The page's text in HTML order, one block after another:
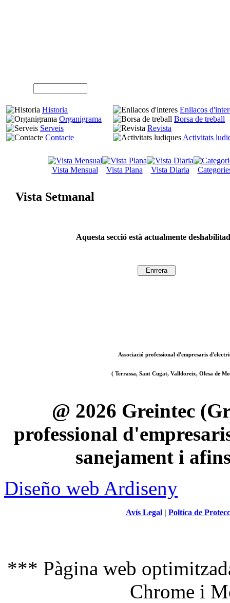
Historia
Organigrama
Serveis
Contacte
Enllacos
Borsa de treball
Revista
Activitats
Vista Mensual Vista Plana Vista Diaria
Vista Setmanal
Aquesta secció està actualmente
Associació professional d'empresaris
( Terrassa, Sant Cugat, Valldoreix, Olesa de
@ 2026 Greintec
professional
sanejament i
Diseño web Ardiseny
Avís Legal| Poltíca de
*** Pàgina web
Chrome i